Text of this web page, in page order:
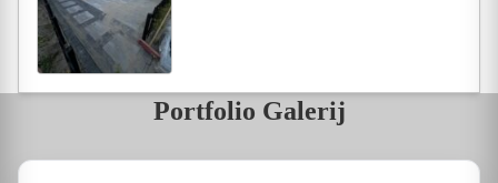
Portfolio Galerij